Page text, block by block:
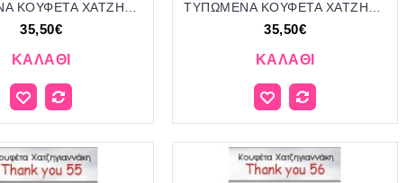
35,50€
ΚΑΛΆΘΙ
35,50€
ΚΑΛΆΘΙ